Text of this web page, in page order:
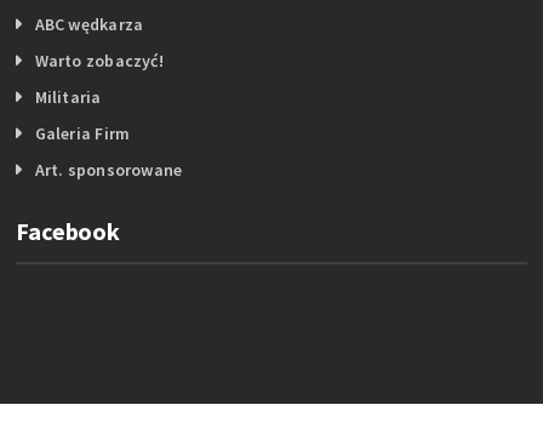
ABC wędkarza
Warto zobaczyć!
Militaria
Galeria Firm
Art. sponsorowane
Facebook